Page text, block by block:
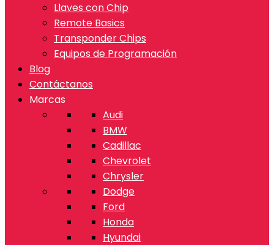
Llaves con Chip
Remote Basics
Transponder Chips
Equipos de Programación
Blog
Contáctanos
Marcas
Audi
BMW
Cadillac
Chevrolet
Chrysler
Dodge
Ford
Honda
Hyundai